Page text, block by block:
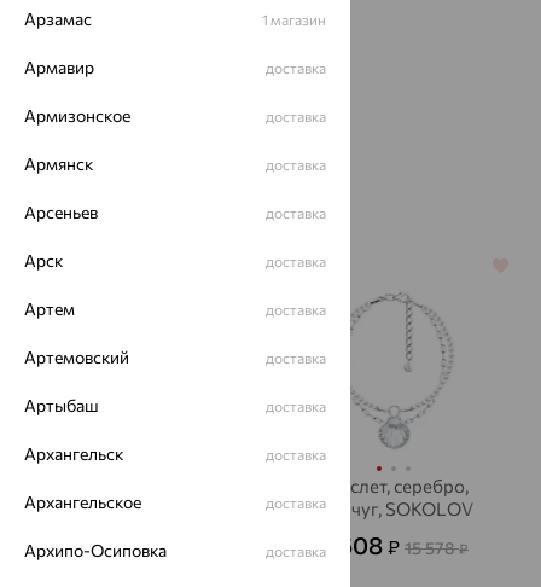
64%
жемчуг, SOKOLOV
от 3 397₽
64%
Браслет, серебро,
жемчуг, SOKOLOV
5 608 ₽ 15 578₽
Арзамас 1 магазин
Армавир доставка
Армизонское доставка
Армянск доставка
Арсеньев доставка
Арск доставка
Артем доставка
Артемовский доставка
Артыбаш доставка
Архангельск доставка
Архангельское доставка
Архипо-Осиповка доставка